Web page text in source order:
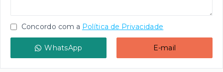
Concordo com a Política de Privacidade
WhatsApp E-mail